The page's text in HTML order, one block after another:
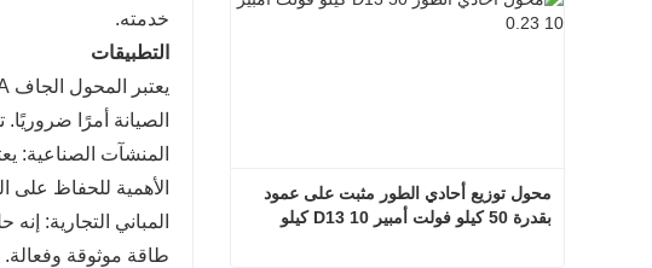
خدمته.
التطبيقات
الصيانة أمرًا
المنشآت الصناعية:
الأهمية للحفاظ على
المباني التجارية:
طاقة موثوقة وفعالة.